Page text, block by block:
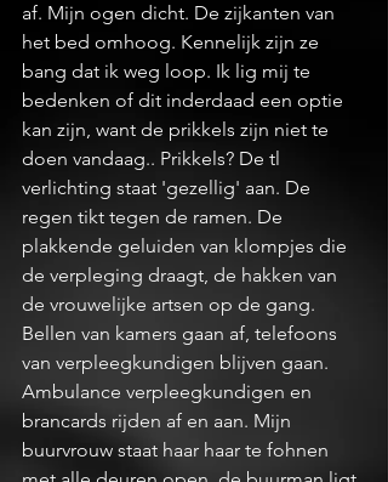
af. Mijn ogen dicht. De zijkanten van
het bed omhoog. Kennelijk zijn ze
bang dat ik weg loop. Ik lig mij te
bedenken of dit inderdaad een optie
kan zijn, want de prikkels zijn niet te
doen vandaag.. Prikkels? De tl
verlichting staat 'gezellig' aan. De
regen tikt tegen de ramen. De
plakkende geluiden van klompjes die
de verpleging draagt, de hakken van
de vrouwelijke artsen op de gang.
Bellen van kamers gaan af, telefoons
van verpleegkundigen blijven gaan.
Ambulance verpleegkundigen en
brancards rijden af en aan. Mijn
buurvrouw staat haar haar te fohnen